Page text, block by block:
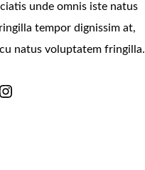
unde omnis iste natus
tempor dignissim at,
natus voluptatem fringilla.
L